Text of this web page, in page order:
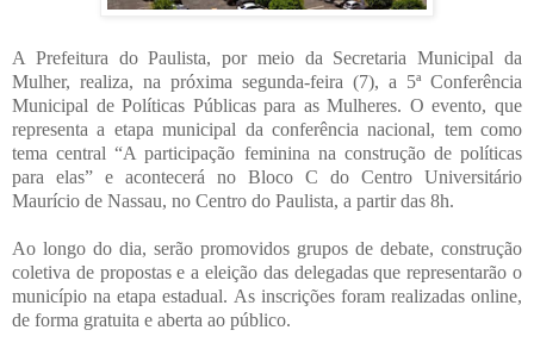
A Prefeitura do Paulista, por meio da Secretaria Municipal da
Mulher, realiza, na próxima segunda-feira (7), a 5ª Conferência
Municipal de Políticas Públicas para as Mulheres. O evento, que
representa a etapa municipal da conferência nacional, tem como
tema central “A participação feminina na construção de políticas
para elas” e acontecerá no Bloco C do Centro Universitário
Maurício de Nassau, no Centro do Paulista, a partir das 8h.
Ao longo do dia, serão promovidos grupos de debate, construção
coletiva de propostas e a eleição das delegadas que representarão o
município na etapa estadual. As inscrições foram realizadas online,
de forma gratuita e aberta ao público.